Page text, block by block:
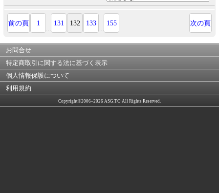
前の頁 1
…
131 132 133
…
155 次の頁
お問合せ
特定商取引に関する法に基づく表示
個人情報保護について
利用規約
Copyright©2006–2026 ASG.TO All Rights Reserved.